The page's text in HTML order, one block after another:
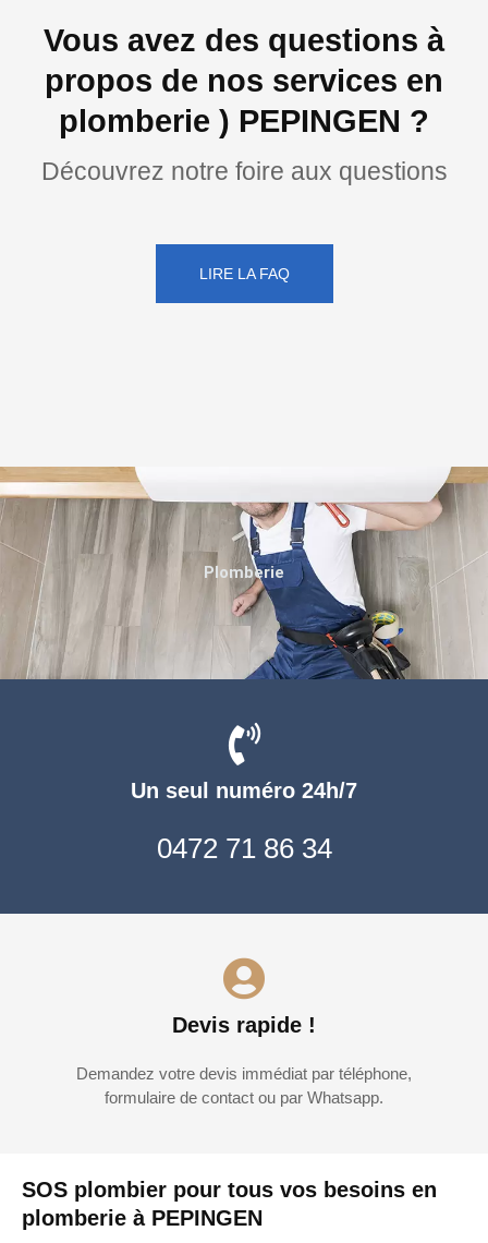
Vous avez des questions à
propos de nos services en
plomberie ) PEPINGEN ?
Découvrez notre foire aux questions
LIRE LA FAQ
SOS plombier pour tous vos besoins en
plomberie à PEPINGEN
Un seul numéro 24h/7
0472 71 86 34
Devis rapide !
Demandez votre devis immédiat par téléphone,
formulaire de contact ou par Whatsapp.
Plomberie